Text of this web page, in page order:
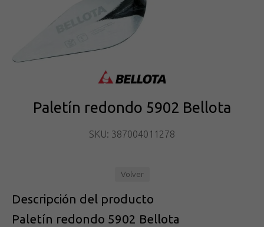
Paletín redondo 5902 Bellota
SKU: 387004011278
Volver
Descripción del producto
Paletín redondo 5902 Bellota